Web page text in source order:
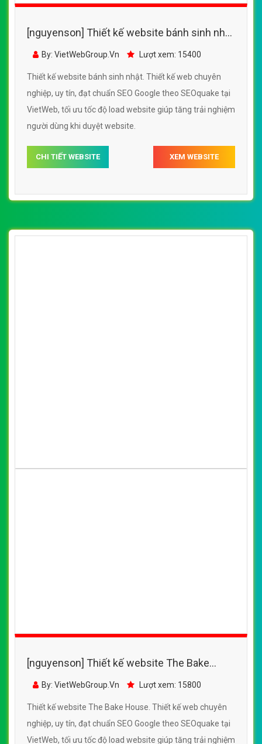
[nguyenson] Thiết kế website bánh sinh nhật
đẹp, chuyên nghiệp chuẩn SEO
By: VietWebGroup.Vn Lượt xem: 15400
Thiết kế website bánh sinh nhật. Thiết kế web chuyên
nghiệp, uy tín, đạt chuẩn SEO Google theo SEOquake tại
VietWeb, tối ưu tốc độ load website giúp tăng trải nghiệm
người dùng khi duyệt website.
CHI TIẾT WEBSITE XEM WEBSITE
[nguyenson] Thiết kế website The Bake
House đẹp, chuyên nghiệp chuẩn SEO
By: VietWebGroup.Vn Lượt xem: 15800
Thiết kế website The Bake House. Thiết kế web chuyên
nghiệp, uy tín, đạt chuẩn SEO Google theo SEOquake tại
VietWeb, tối ưu tốc độ load website giúp tăng trải nghiệm